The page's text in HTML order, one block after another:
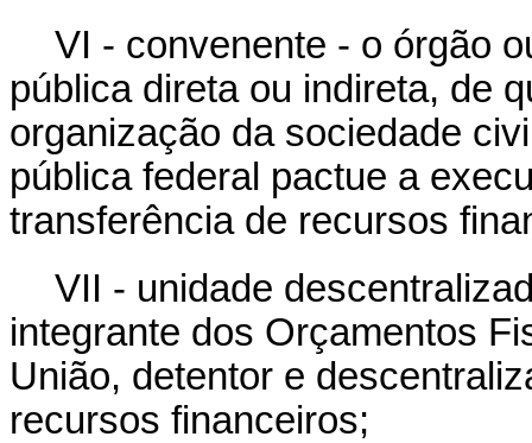
VI - convenente - o órgão
pública direta ou indireta, de
organização da sociedade
pública federal pactue a
transferência de recursos
VII - unidade
integrante dos Orçamentos
União, detentor e
recursos financeiros;